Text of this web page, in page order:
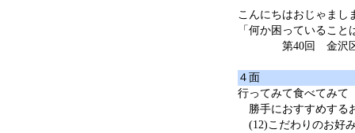
こんにちはおじゃまし
「何か困っているこ
第40回 金沢区
４面
行ってみて食べてみて
勝手におすすめする
(12)こだわりのお好